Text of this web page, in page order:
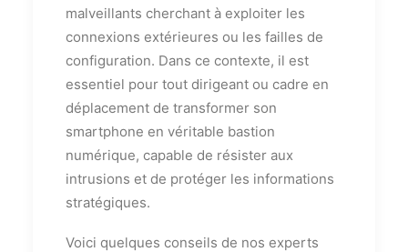
malveillants cherchant à exploiter les
connexions extérieures ou les failles de
configuration. Dans ce contexte, il est
essentiel pour tout dirigeant ou cadre en
déplacement de transformer son
smartphone en véritable bastion
numérique, capable de résister aux
intrusions et de protéger les informations
stratégiques.
Voici quelques conseils de nos experts